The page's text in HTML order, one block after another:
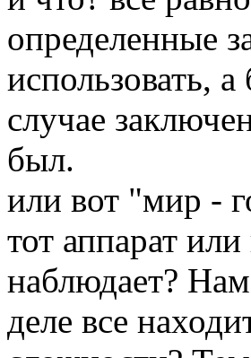
определенные
использовать,
случае
был.
или вот "мир -
тот аппарат
наблюдает?
деле все